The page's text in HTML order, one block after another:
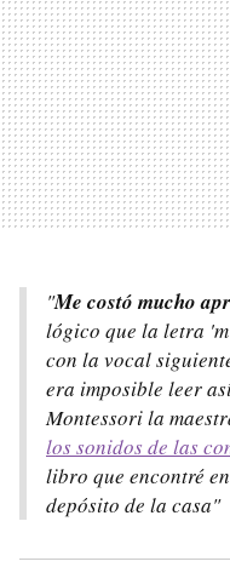
"Me costó mucho
lógico que la letra
con la vocal
era imposible leer
Montessori la
los sonidos de las
libro que encontré
depósito de la casa"